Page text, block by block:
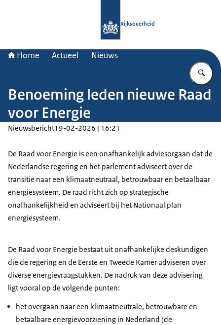
Rijksoverheid
Home Actueel Nieuws
Benoeming leden nieuwe Raad
voor Energie
Nieuwsbericht19-02-2026 | 16:21
De Raad voor Energie is een onafhankelijk adviesorgaan dat de
Nederlandse regering en het parlement adviseert over de
transitie naar een klimaatneutraal, betrouwbaar en betaalbaar
energiesysteem. De raad richt zich op strategische
onafhankelijkheid en adviseert bij het Nationaal plan
energiesysteem.
De Raad voor Energie bestaat uit onafhankelijke deskundigen
die de regering en de Eerste en Tweede Kamer adviseren over
diverse energievraagstukken. De nadruk van deze advisering
ligt vooral op de volgende punten:
het overgaan naar een klimaatneutrale, betrouwbare en
betaalbare energievoorziening in Nederland (de